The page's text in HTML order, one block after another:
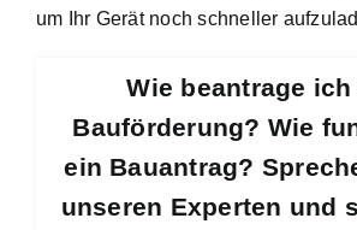
um Ihr Gerät noch schneller
Wie beantrage ich
Bauförderung? Wie
ein Bauantrag?
unseren Experten und